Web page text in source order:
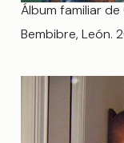
Álbum familiar
Bembibre, León.